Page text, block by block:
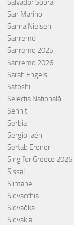
Salvador Sobral
San Marino
Sanna Nielsen
Sanremo
Sanremo 2025
Sanremo 2026
Sarah Engels
Satoshi
Selecția Națională
Senhit
Serbia
Sergio Jaén
Sertab Erener
Sing for Greece 2026
Sissal
Slimane
Slovacchia
Slovačka
Slovakia